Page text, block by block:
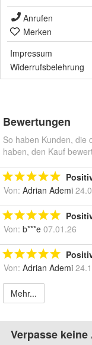
Anrufen
Merken
Impressum
Widerrufsbelehrung
Bewertungen
So haben Kunden, die
haben, den Kauf
Von: Adrian Ademi
Von: b***e 07.01.26
Von: Adrian Ademi
Mehr...
Verpasse